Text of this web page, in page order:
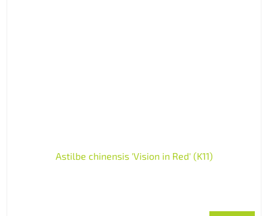
Astilbe chinensis 'Vision in Red' (K11)